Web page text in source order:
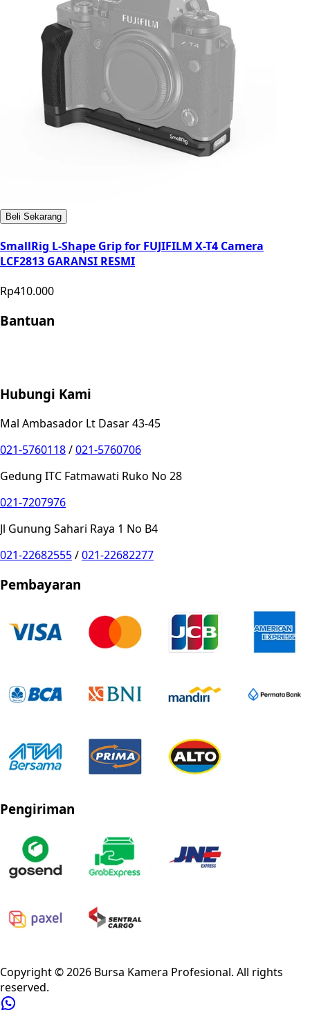
Beli Sekarang
SmallRig L-Shape Grip for FUJIFILM X-T4 Camera
LCF2813 GARANSI RESMI
Rp410.000
Bantuan
Hubungi Kami
Mal Ambasador Lt Dasar 43-45
021-5760118/021-5760706
Gedung ITC Fatmawati Ruko No 28
021-7207976
Jl Gunung Sahari Raya 1 No B4
021-22682555/021-22682277
Pembayaran
Pengiriman
Copyright ©2026 Bursa Kamera Profesional. All rights
reserved.